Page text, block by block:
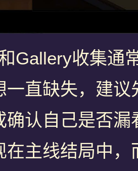
Gallery收集通
一直缺失，建
确认自己是否
在主线结局中